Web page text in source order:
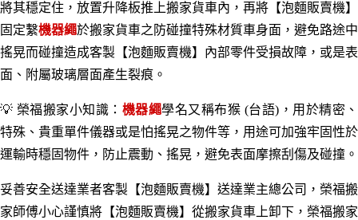
將其穩定住， 放置升降板推上搬家貨車內，再將 【泡麵販賣機】
固定繫機器繩於搬家貨車之 防碰撞特殊材質車身面，避免路途中
搖晃而碰撞造成客製 【泡麵販賣機】 內部零件受損故障，或是表
面、附屬玻璃層面產生裂痕。
💡 榮福搬家小知識： 機器繩學名又稱布猴 (台語)，用於精密、
特殊、貴重單件儀器或是怕搖晃之物件等，用途可加強牢固性於
運輸時穩固物件，防止震動、搖晃，避免表面摩擦刮傷及碰撞。
妥善安全送達業者客製 【泡麵販賣機】 送達業主總公司，榮福搬
家師傅小心謹慎將 【泡麵販賣機】 從搬家貨車上卸下 ，榮福搬家